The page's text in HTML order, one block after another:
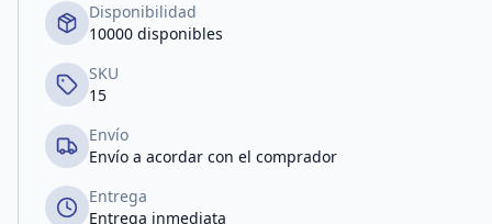
Disponibilidad
10000 disponibles
SKU
15
Envío
Envío a acordar con el comprador
Entrega
Entrega inmediata